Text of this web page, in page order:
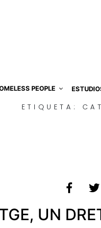
PEOPLE
ETIQUETA:
UN